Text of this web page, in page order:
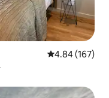
평점 4.84점(5
4.84 (167)